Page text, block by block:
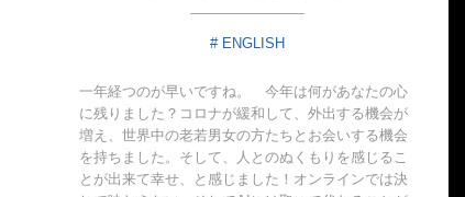
ENGLISH
一年経つのが早いですね。 今年は何があなたの心
に残りました？​コロナが緩和して、外出する機会が
増え、世界中の老若男女の方たちとお会いする機会
を持ちました。そして、人とのぬくもりを感じるこ
とが出来て幸せ、と感じました！​オンラインでは決